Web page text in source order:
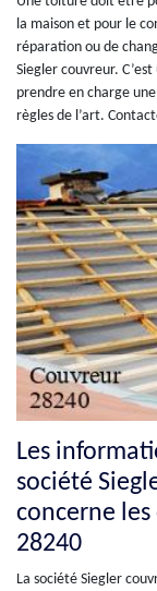
la maison et pour le
réparation ou de
Siegler couvreur.
prendre en charge
règles de l’art.
Les
société
concerne les
28240
La société Siegler